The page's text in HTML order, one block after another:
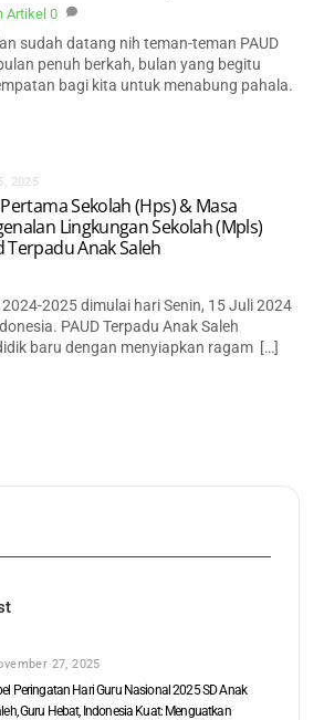
Artikel 0
sudah datang nih teman-teman PAUD
penuh berkah, bulan yang begitu
bagi kita untuk menabung pahala.
2025
Sekolah (Hps) & Masa
Lingkungan Sekolah (Mpls)
Terpadu Anak Saleh
2025 dimulai hari Senin, 15 Juli 2024
PAUD Terpadu Anak Saleh
baru dengan menyiapkan ragam […]
27, 2025
Peringatan Hari Guru Nasional 2025 SD Anak
Guru Hebat, Indonesia Kuat: Menguatkan